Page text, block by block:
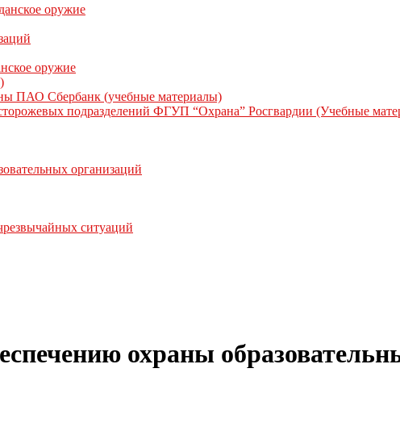
оружие
оружие
ПАО Сбербанк (учебные материалы)
подразделений ФГУП “Охрана” Росгвардии (Учебные
организаций
ситуаций
охраны